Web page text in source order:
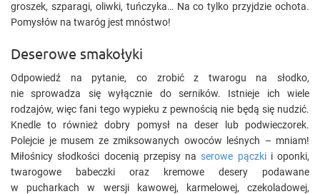
groszek, szparagi, oliwki, tuńczyka… Na co tylko przyjdzie ochota.
Pomysłów na twaróg jest mnóstwo!
Deserowe smakołyki
Odpowiedź na pytanie, co zrobić z twarogu na słodko,
nie sprowadza się wyłącznie do serników. Istnieje ich wiele
rodzajów, więc fani tego wypieku z pewnością nie będą się nudzić.
Knedle to również dobry pomysł na deser lub podwieczorek.
Polejcie je musem ze zmiksowanych owoców leśnych – mniam!
Miłośnicy słodkości docenią przepisy naserowe pączkii oponki,
twarogowe babeczki oraz kremowe desery podawane
w pucharkach w wersji kawowej, karmelowej, czekoladowej,